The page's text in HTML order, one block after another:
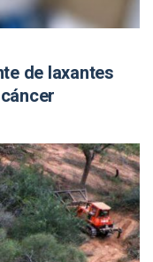
de laxantes